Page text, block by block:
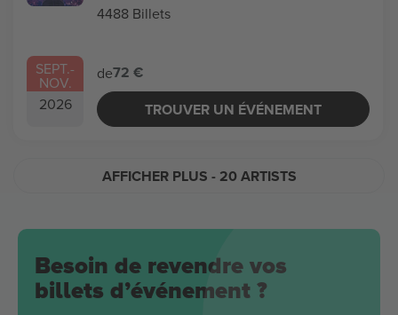
SEPT.-
NOV.
2026
4488 Billets
de72 €
TROUVER UN ÉVÉNEMENT
AFFICHER PLUS - 20 ARTISTS
Besoin de revendre vos
billets d’événement ?